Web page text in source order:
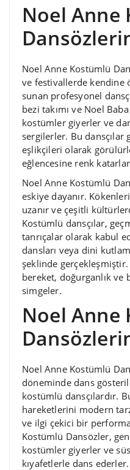
Noel Anne
Noel Anne Kostümlü
ve festivallerde kendine
sunan profesyonel
bezi takımı ve Noel
kostümler giyerler ve
sergilerler. Bu dansçılar
eşlikçileri olarak
eğlencesine renk
Noel Anne Kostümlü
eskiye dayanır.
uzanır ve çeşitli
Kostümlü dansçılar,
tanrıçalar olarak kabul
dansları veya dini
şeklinde
bereket, doğurganlık ve
simgeler.
Noel Anne
Noel Anne Kostümlü
döneminde dans
kostümlü dansçılardır.
hareketlerini modern
ve ilgi çekici bir
Kostümlü Dansözler,
kostümler giyerler ve
kıyafetlerle dans ederler.